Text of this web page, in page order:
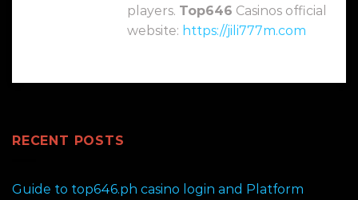
players. Top646 Casinos official
website: https://jili777m.com
RECENT POSTS
Guide to top646.ph casino login and Platform